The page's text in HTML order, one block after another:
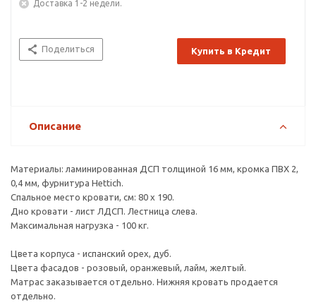
Доставка 1-2 недели.
Поделиться Купить в Кредит
Описание
Материалы: ламинированная ДСП толщиной 16 мм, кромка ПВХ 2,
0,4 мм, фурнитура Hettich.
Спальное место кровати, см: 80 х 190.
Дно кровати - лист ЛДСП. Лестница слева.
Максимальная нагрузка - 100 кг.
Цвета корпуса - испанский орех, дуб.
Цвета фасадов - розовый, оранжевый, лайм, желтый.
Матрас заказывается отдельно. Нижняя кровать продается
отдельно.